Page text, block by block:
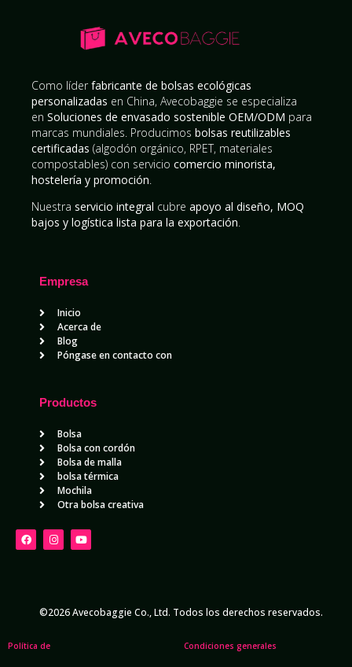
Como líderfabricante de bolsas ecológicas
personalizadas en China, Avecobaggie se especializa
en Soluciones de envasado sostenible OEM/ODM para
marcas mundiales. Producimos bolsas reutilizables
certificadas (algodón orgánico, RPET, materiales
compostables) con servicio comercio minorista,
hostelería y promoción
Nuestra servicio integral cubre apoyo al diseño, MOQ
bajos y logística lista para la exportación
Empresa
Inicio
Acerca de
Blog
Póngase en contacto con
Productos
Bolsa
Bolsa con cordón
Bolsa de malla
bolsa térmica
Mochila
Otra bolsa creativa
©2026 Avecobaggie Co., Ltd. Todos los derechos reservados.
Política de Condiciones generales